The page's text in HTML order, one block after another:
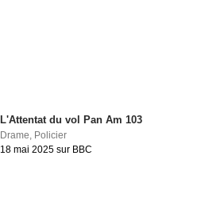
L'Attentat du vol Pan Am 103
Drame, Policier
18 mai 2025 sur BBC